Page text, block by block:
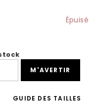
Épuisé
M'AVERTIR
GUIDE DES TAILLES